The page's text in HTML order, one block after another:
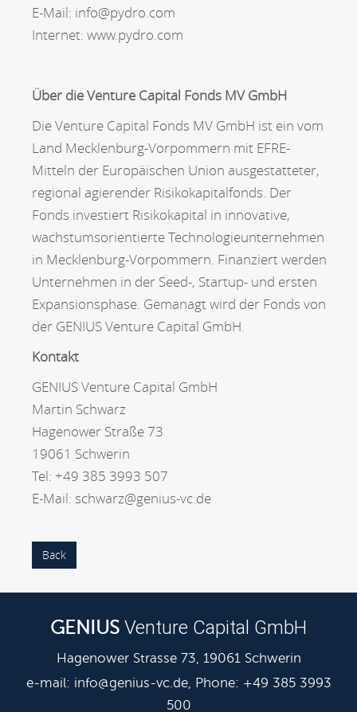
E-Mail: info@pydro.com
Internet: www.pydro.com
Über die Venture Capital Fonds MV GmbH
Die Venture Capital Fonds MV GmbH ist ein vom
Land Mecklenburg-Vorpommern mit EFRE-
Mitteln der Europäischen Union ausgestatteter,
regional agierender Risikokapitalfonds. Der
Fonds investiert Risikokapital in innovative,
wachstumsorientierte Technologieunternehmen
in Mecklenburg-Vorpommern. Finanziert werden
Unternehmen in der Seed-, Startup- und ersten
Expansionsphase. Gemanagt wird der Fonds von
der GENIUS Venture Capital GmbH.
Kontakt
GENIUS Venture Capital GmbH
Martin Schwarz
Hagenower Straße 73
19061 Schwerin
Tel: +49 385 3993 507
E-Mail: schwarz@genius-vc.de
Back
GENIUS Venture Capital GmbH
Hagenower Strasse 73, 19061 Schwerin
e-mail: info@genius-vc.de, Phone: +49 385 3993
500